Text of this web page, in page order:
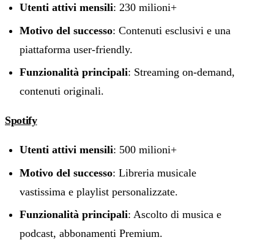
Utenti attivi mensili: 230 milioni+
Motivo del successo: Contenuti esclusivi e una
piattaforma user-friendly.
Funzionalità principali: Streaming on-demand,
contenuti originali.
Spotify
Utenti attivi mensili: 500 milioni+
Motivo del successo: Libreria musicale
vastissima e playlist personalizzate.
Funzionalità principali: Ascolto di musica e
podcast, abbonamenti Premium.